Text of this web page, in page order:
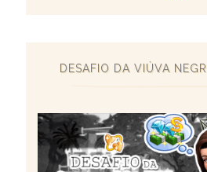
DESAFIO DA VIÚVA